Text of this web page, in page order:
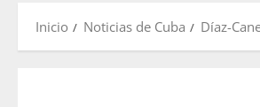
Inicio Noticias de Cuba Díaz-